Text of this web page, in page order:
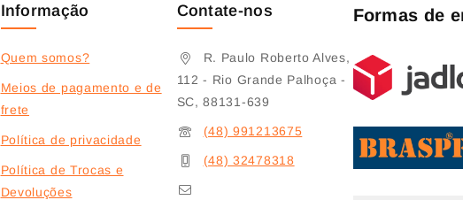
Informação
Quem somos?
Meios de pagamento e de
frete
Política de privacidade
Política de Trocas e
Devoluções
Contate-nos
R. Paulo Roberto Alves,
112 - Rio Grande Palhoça -
SC, 88131-639
(48) 991213675
(48) 32478318
Formas de